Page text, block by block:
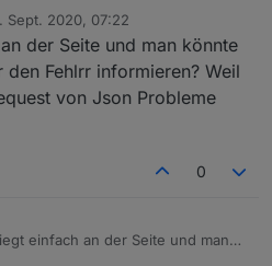
Sept. 2020, 07:22
von
der Seite und man könnte
Fehlrr informieren? Weil
von Json Probleme
0
einfach an der Seite und man